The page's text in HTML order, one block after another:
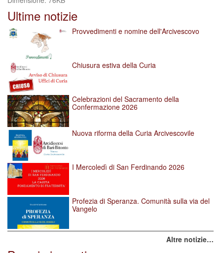
per
vedere
l'immagine
alle
dimensioni
originali…
Ultime notizie
Provvedimenti e nomine dell'Arcivescovo
Chiusura estiva della Curia
Celebrazioni del Sacramento della
Confermazione 2026
Nuova riforma della Curia Arcivescovile
I Mercoledì di San Ferdinando 2026
Profezia di Speranza. Comunità sulla via del
Vangelo
Altre notizie…